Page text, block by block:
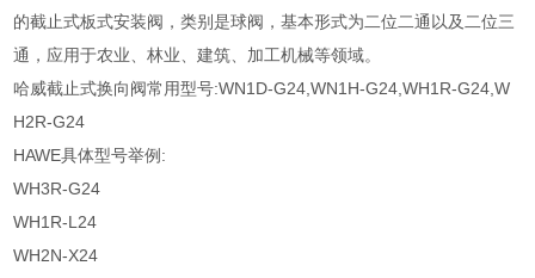
的截止式板式安装阀，类别是球阀，基本形式为二位二通以及二位三
通，应用于农业、林业、建筑、加工机械等领域。
哈威截止式换向阀常用型号:WN1D-G24,WN1H-G24,WH1R-G24,W
H2R-G24
HAWE具体型号举例:
WH3R-G24
WH1R-L24
WH2N-X24